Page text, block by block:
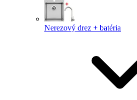
Nerezový drez + batéria